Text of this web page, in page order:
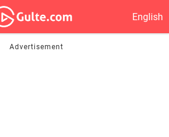
English